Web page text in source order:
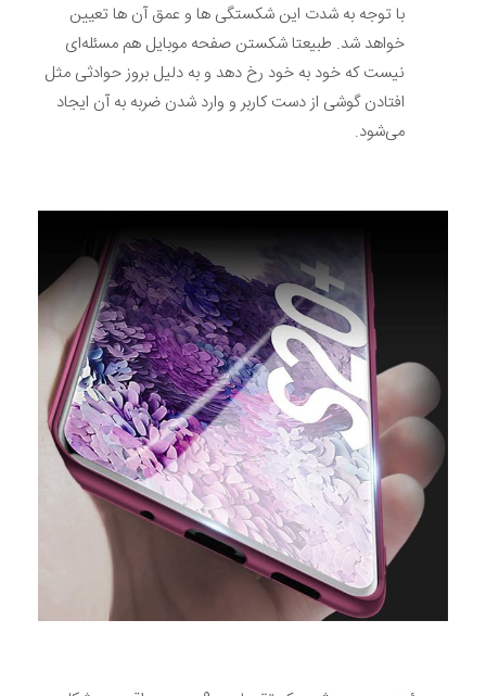
با توجه به شدت این شکستگی ها و عمق آن ها تعیین
خواهد شد. طبیعتا شکستن صفحه موبایل هم مسئله‌ای
نیست که خود به خود رخ دهد و به دلیل بروز حوادثی مثل
افتادن گوشی از دست کاربر و وارد شدن ضربه به آن ایجاد
می‌شود.